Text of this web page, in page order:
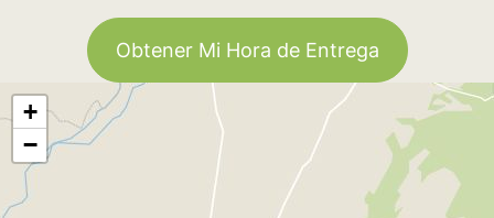
Obtener Mi Hora de Entrega
+
−